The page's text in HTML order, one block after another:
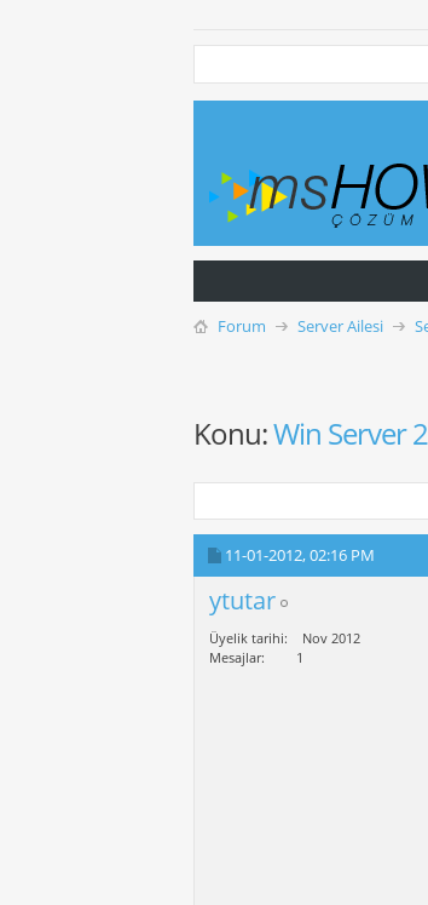
Forum Server Ailesi
Konu:Win Server
11-01-2012,02:16 PM
ytutar
Üyelik tarihi
Nov 2012
Mesajlar
1